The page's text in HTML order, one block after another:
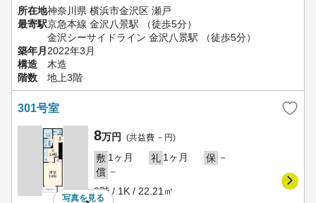
所在地神奈川県 横浜市金沢区 瀬戸
最寄駅京急本線 金沢八景駅 （徒歩5分）
金沢シーサイドライン 金沢八景駅 （徒歩5分）
築年月 2022年3月
構造
木造
階数
地上3階
301号室
写真を見る
8万円 (共益費 －円)
敷 1ヶ月 礼 1ヶ月 保 －
償 －
3階 / 1K / 22.21㎡